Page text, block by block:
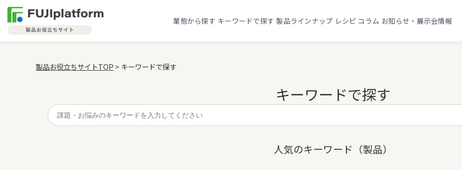
業態から探す キーワードで探す 製品ラインナップ レシピ コラム お知らせ・展示会情報
製品お役立ちサイトTOP > キーワードで探す
キーワードで探す
キーワード検索
人気のキーワード（製品）